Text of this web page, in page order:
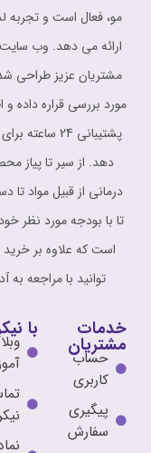
مو، فعال است و تجربه
ارائه می دهد. وب
مشتریان عزیز طراحی
مورد بررسی قراره داده
پشتیبانی
دهد. از سیر تا پیاز
درمانی از قبیل مواد
تا با بودجه مورد نظر
است که علاوه بر
توانید با مراجعه
خدمات
مشتریان
حساب
کاربری
پیگیری
سفارش
با